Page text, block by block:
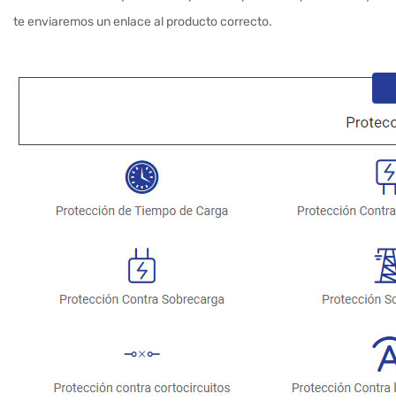
te enviaremos un enlace al producto correcto.